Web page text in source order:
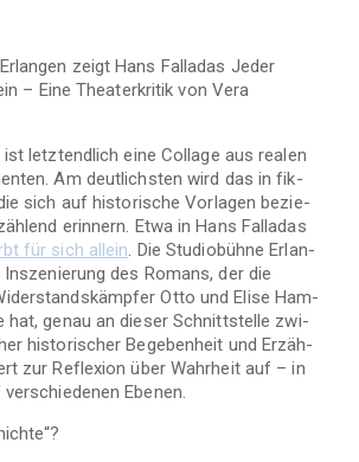
zeigt Hans Fal­la­das Jeder
– Eine Thea­ter­kri­tik von Vera
letzt­end­lich eine Col­lage aus rea­len
Am deut­lichs­ten wird das in fik­
sich auf his­to­ri­sche Vor­la­gen bezie­
erin­nern. Etwa in Hans Fal­la­das
für sich allein. Die Stu­dio­bühne Erlan­
des Romans, der die
Otto und Elise Ham­
hat, genau an die­ser Schnitt­stelle zwi­
his­to­ri­scher Bege­ben­heit und Erzäh­
zur Refle­xion über Wahr­heit auf – in
Ebenen.